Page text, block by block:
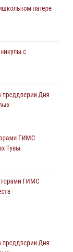
лагере
с
преддверии Дня
ГИМС
Тувы
ГИМС
в детских
преддверии Дня